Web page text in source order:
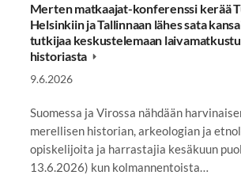
Merten matkaajat-konferenssi kerää
Helsinkiin ja Tallinnaan lähes sata
tutkijaa keskustelemaan
historiasta
9.6.2026
Suomessa ja Virossa nähdään
merellisen historian, arkeologian ja
opiskelijoita ja harrastajia kesäkuun
13.6.2026) kun kolmannentoista…